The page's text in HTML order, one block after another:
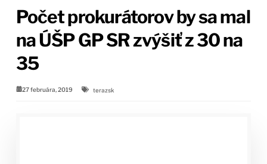
Počet prokurátorov by sa mal
na ÚŠP GP SR zvýšiť z 30 na
35
27 februára, 2019 terazsk